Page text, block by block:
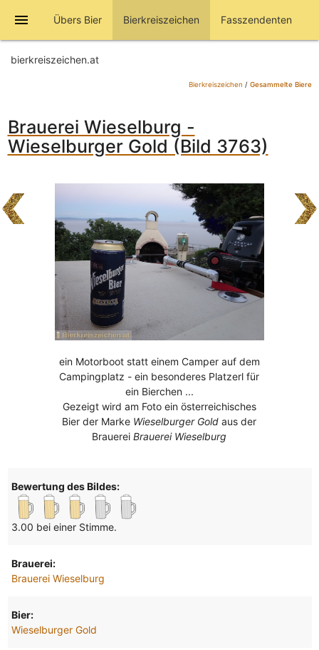
menu Übers Bier Bierkreiszeichen Fasszendenten
bierkreiszeichen.at
Bierkreiszeichen / Gesammelte Biere
Brauerei Wieselburg -
Wieselburger Gold (Bild 3763)
ein Motorboot statt einem Camper auf dem
Campingplatz - ein besonderes Platzerl für
ein Bierchen ...
Gezeigt wird am Foto ein österreichisches
Bier der Marke Wieselburger Gold aus der
BrauereiBrauerei Wieselburg
Bewertung des Bildes:
3.00 bei einer Stimme.
Brauerei:
Brauerei Wieselburg
Bier:
Wieselburger Gold